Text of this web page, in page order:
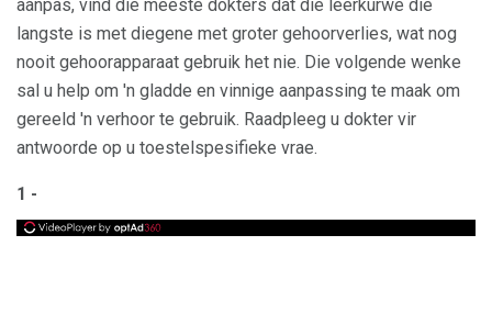
aanpas, vind die meeste dokters dat die leerkurwe die
langste is met diegene met groter gehoorverlies, wat nog
nooit gehoorapparaat gebruik het nie. Die volgende wenke
sal u help om 'n gladde en vinnige aanpassing te maak om
gereeld 'n verhoor te gebruik. Raadpleeg u dokter vir
antwoorde op u toestelspesifieke vrae.
1 -